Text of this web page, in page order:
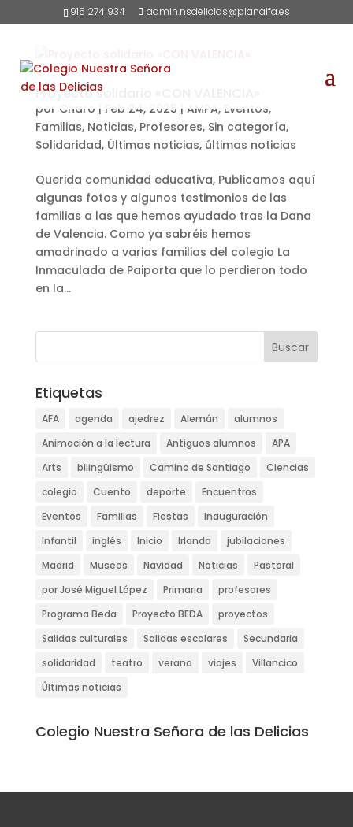
915 274 934 admin.nsdelicias@planalfa.es
Proyecto solidario «CON VALENCIA»
por Charo | Feb 24, 2025 | AMPA, Eventos,
Familias, Noticias, Profesores, Sin categoría,
Solidaridad, Últimas noticias, últimas noticias
Querida comunidad educativa, Publicamos aquí
algunas fotos y algunos testimonios de las
familias a las que hemos ayudado tras la Dana
de Valencia. Como ya sabréis hemos
amadrinado a varias familias del colegio La
Inmaculada de Paiporta que lo perdieron todo
en la...
Etiquetas
AFA agenda ajedrez Alemán
alumnos
Animación a la lectura
Antiguos alumnos
APA
Arts
bilingüismo Camino de Santiago
Ciencias
colegio
Cuento deporte
Encuentros
Eventos
Familias Fiestas
Inauguración
Infantil
inglés Inicio Irlanda
jubilaciones
Madrid
Museos Navidad Noticias
Pastoral
por José Miguel López
Primaria
profesores
Programa Beda
Proyecto BEDA
proyectos
Salidas culturales
Salidas escolares
Secundaria
solidaridad
teatro verano viajes
Villancico
Últimas noticias
Colegio Nuestra Señora de las Delicias